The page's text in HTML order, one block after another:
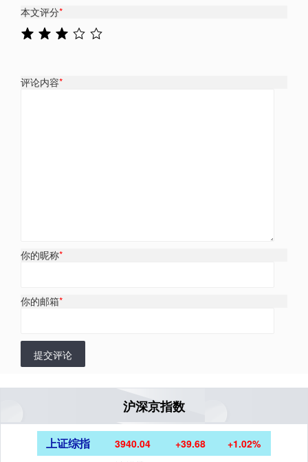
本文评分*
评论内容*
你的昵称*
你的邮箱*
提交评论
沪深京指数
上证综指 3940.04 +39.68 +1.02%